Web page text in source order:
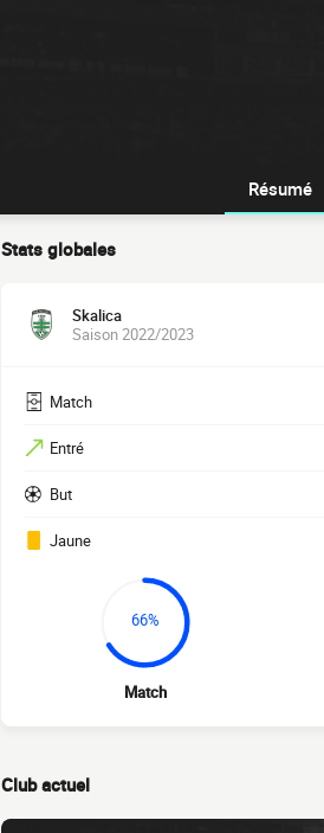
Résumé
Stats globales
Skalica
Saison 2022/2023
Match
Entré
But
Jaune
66%
Match
Club actuel